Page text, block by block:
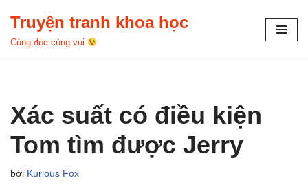
Chuyển
Truyện tranh khoa học
Cùng đọc cùng vui
Xác suất có điều kiện
Tom tìm được Jerry
bởi Kurious Fox